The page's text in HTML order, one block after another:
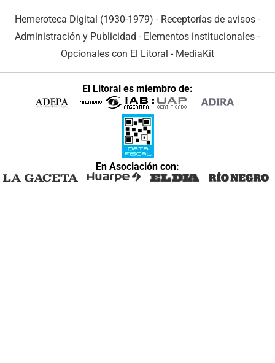
Hemeroteca Digital (1930-1979) - Receptorías de avisos -
Administración y Publicidad - Elementos institucionales -
Opcionales con El Litoral - MediaKit
El Litoral es miembro de:
En Asociación con: